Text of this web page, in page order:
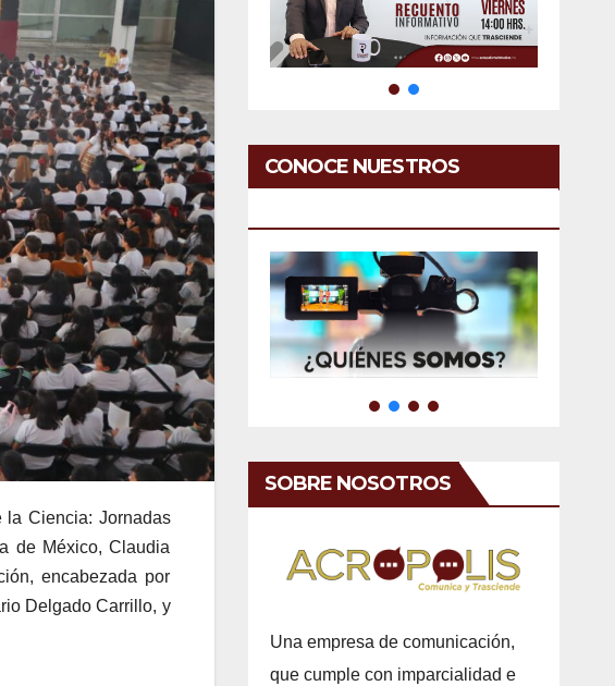
la Ciencia: Jornadas
de México, Claudia
encabezada por
Delgado Carrillo, y
CONOCE NUESTROS
SOBRE NOSOTROS
Una empresa de comunicación,
que cumple con imparcialidad e